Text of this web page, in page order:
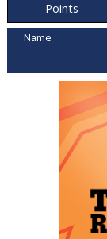
Points
Name